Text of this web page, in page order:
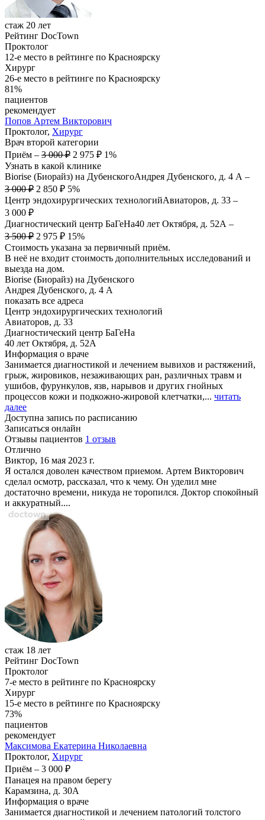
стаж 20 лет
Рейтинг DocTown
Проктолог
12-е место в рейтинге по Красноярску
Хирург
26-е место в рейтинге по Красноярску
81%
пациентов
рекомендует
Попов Артем Викторович
Проктолог, Хирург
Врач второй категории
Приём – 3 000 ₽ 2 975 ₽ 1%
Узнать в какой клинике
Biorise (Биорайз) на ДубенскогоАндрея Дубенского, д. 4 А –
3 000 ₽ 2 850 ₽ 5%
Центр эндохирургических технологийАвиаторов, д. 33 –
3 000 ₽
Диагностический центр БаГеНа40 лет Октября, д. 52А –
3 500 ₽ 2 975 ₽ 15%
Стоимость указана за первичный приём.
В неё не входит стоимость дополнительных исследований и
выезда на дом.
Biorise (Биорайз) на Дубенского
Андрея Дубенского, д. 4 А
показать все адреса
Центр эндохирургических технологий
Авиаторов, д. 33
Диагностический центр БаГеНа
40 лет Октября, д. 52А
Информация о враче
Занимается диагностикой и лечением вывихов и растяжений,
грыж, жировиков, незаживающих ран, различных травм и
ушибов, фурункулов, язв, нарывов и других гнойных
процессов кожи и подкожно-жировой клетчатки,... читать
далее
Доступна запись по расписанию
Записаться онлайн
Отзывы пациентов 1 отзыв
Отлично
Виктор, 16 мая 2023 г.
Я остался доволен качеством приемом. Артем Викторович
сделал осмотр, рассказал, что к чему. Он уделил мне
достаточно времени, никуда не торопился. Доктор спокойный
и аккуратный....
стаж 18 лет
Рейтинг DocTown
Проктолог
7-е место в рейтинге по Красноярску
Хирург
15-е место в рейтинге по Красноярску
73%
пациентов
рекомендует
Максимова Екатерина Николаевна
Проктолог, Хирург
Приём – 3 000 ₽
Панацея на правом берегу
Карамзина, д. 30А
Информация о враче
Занимается диагностикой и лечением патологий толстого